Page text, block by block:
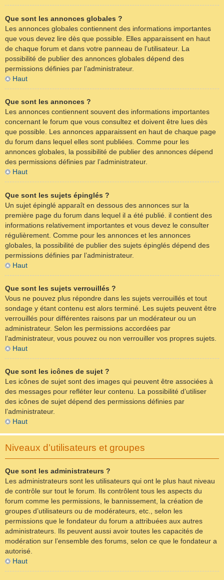
Que sont les annonces globales ?
Les annonces globales contiennent des informations importantes
que vous devez lire dès que possible. Elles apparaissent en haut
de chaque forum et dans votre panneau de l’utilisateur. La
possibilité de publier des annonces globales dépend des
permissions définies par l’administrateur.
Haut
Que sont les annonces ?
Les annonces contiennent souvent des informations importantes
concernant le forum que vous consultez et doivent être lues dès
que possible. Les annonces apparaissent en haut de chaque page
du forum dans lequel elles sont publiées. Comme pour les
annonces globales, la possibilité de publier des annonces dépend
des permissions définies par l’administrateur.
Haut
Que sont les sujets épinglés ?
Un sujet épinglé apparaît en dessous des annonces sur la
première page du forum dans lequel il a été publié. il contient des
informations relativement importantes et vous devez le consulter
régulièrement. Comme pour les annonces et les annonces
globales, la possibilité de publier des sujets épinglés dépend des
permissions définies par l’administrateur.
Haut
Que sont les sujets verrouillés ?
Vous ne pouvez plus répondre dans les sujets verrouillés et tout
sondage y étant contenu est alors terminé. Les sujets peuvent être
verrouillés pour différentes raisons par un modérateur ou un
administrateur. Selon les permissions accordées par
l’administrateur, vous pouvez ou non verrouiller vos propres sujets.
Haut
Que sont les icônes de sujet ?
Les icônes de sujet sont des images qui peuvent être associées à
des messages pour refléter leur contenu. La possibilité d’utiliser
des icônes de sujet dépend des permissions définies par
l’administrateur.
Haut
Niveaux d’utilisateurs et groupes
Que sont les administrateurs ?
Les administrateurs sont les utilisateurs qui ont le plus haut niveau
de contrôle sur tout le forum. Ils contrôlent tous les aspects du
forum comme les permissions, le bannissement, la création de
groupes d’utilisateurs ou de modérateurs, etc., selon les
permissions que le fondateur du forum a attribuées aux autres
administrateurs. Ils peuvent aussi avoir toutes les capacités de
modération sur l’ensemble des forums, selon ce que le fondateur a
autorisé.
Haut